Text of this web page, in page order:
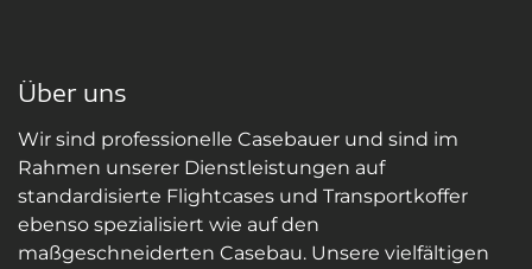
Über uns
Wir sind professionelle Casebauer und sind im
Rahmen unserer Dienstleistungen auf
standardisierte Flightcases und Transportkoffer
ebenso spezialisiert wie auf den
maßgeschneiderten Casebau. Unsere vielfältigen